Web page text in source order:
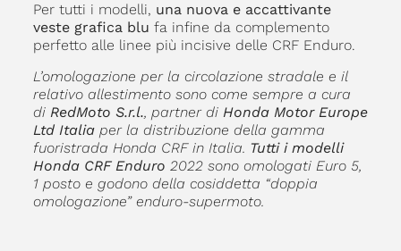
Per tutti i modelli, una nuova e accattivante
veste grafica blu fa infine da complemento
perfetto alle linee più incisive delle CRF Enduro.
L’omologazione per la circolazione stradale e il
relativo allestimento sono come sempre a cura
di RedMoto S.r.l., partner di Honda Motor Europe
Ltd Italia per la distribuzione della gamma
fuoristrada Honda CRF in Italia. Tutti i modelli
Honda CRF Enduro 2022 sono omologati Euro 5,
1 posto e godono della cosiddetta “doppia
omologazione” enduro-supermoto.